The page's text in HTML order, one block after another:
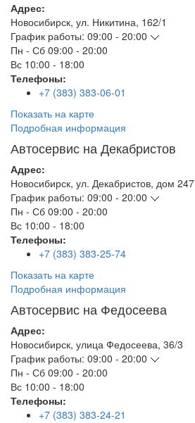
Адрес:
Новосибирск, ул. Никитина, 162/1
График работы: 09:00 - 20:00
Пн - Сб 09:00 - 20:00
Вс 10:00 - 18:00
Телефоны:
+7 (383) 383-06-01
Показать на карте
Подробная информация
Автосервис на Декабристов
Адрес:
Новосибирск, ул. Декабристов, дом 247
График работы: 09:00 - 20:00
Пн - Сб 09:00 - 20:00
Вс 10:00 - 18:00
Телефоны:
+7 (383) 383-25-74
Показать на карте
Подробная информация
Автосервис на Федосеева
Адрес:
Новосибирск, улица Федосеева, 36/3
График работы: 09:00 - 20:00
Пн - Сб 09:00 - 20:00
Вс 10:00 - 18:00
Телефоны:
+7 (383) 383-24-21